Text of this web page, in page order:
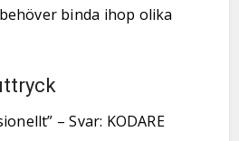
binda ihop olika
– Svar: KODARE